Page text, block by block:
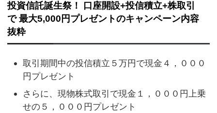
投資信託誕生祭！ 口座開設+投信積立+株取引
で 最大5,000円プレゼントのキャンペーン内容
抜粋
取引期間中の投信積立５万円で現金４，０００
円プレゼント
さらに、現物株式取引で現金１，０００円上乗
せの５，０００円プレゼント